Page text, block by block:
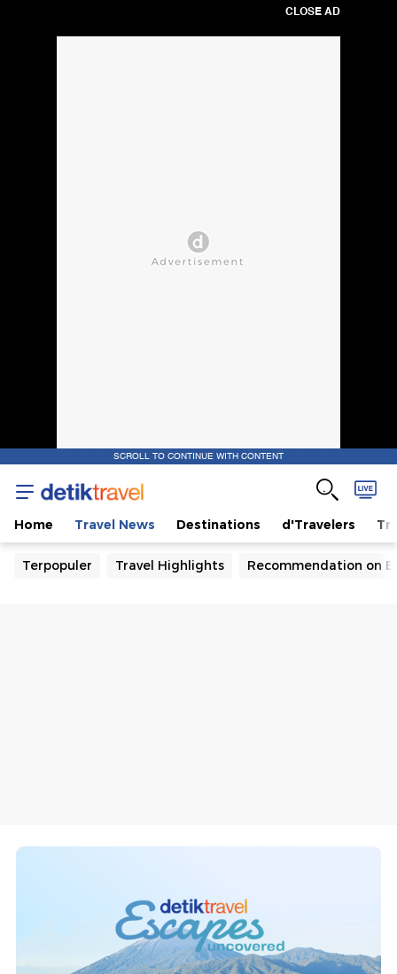
CLOSE AD
SCROLL TO CONTINUE WITH CONTENT
Home Travel News Destinations d'Travelers
Terpopuler Travel Highlights Recommendation on